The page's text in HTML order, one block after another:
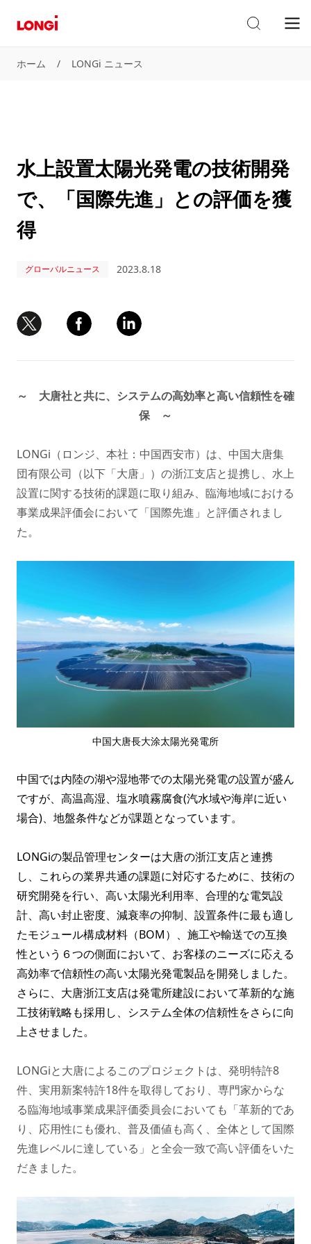
ホーム / LONGi ニュース
水上設置太陽光発電の技術開発
で、「国際先進」との評価を獲
得
グローバルニュース 2023.8.18
～ 大唐社と共に、システムの高効率と高い信頼性を確
保 ～
LONGi（ロンジ、本社：中国西安市）は、中国大唐集
団有限公司（以下「大唐」）の浙江支店と提携し、水上
設置に関する技術的課題に取り組み、臨海地域における
事業成果評価会において「国際先進」と評価されまし
た。
中国大唐長大涂太陽光発電所
中国では内陸の湖や湿地帯での太陽光発電の設置が盛ん
ですが、高温高湿、塩水噴霧腐食(汽水域や海岸に近い
場合)、地盤条件などが課題となっています。
LONGiの製品管理センターは大唐の浙江支店と連携
し、これらの業界共通の課題に対応するために、技術の
研究開発を行い、高い太陽光利用率、合理的な電気設
計、高い封止密度、減衰率の抑制、設置条件に最も適し
たモジュール構成材料（BOM）、施工や輸送での互換
性という６つの側面において、お客様のニーズに応える
高効率で信頼性の高い太陽光発電製品を開発しました。
さらに、大唐浙江支店は発電所建設において革新的な施
工技術戦略も採用し、システム全体の信頼性をさらに向
上させました。
LONGiと大唐によるこのプロジェクトは、発明特許8
件、実用新案特許18件を取得しており、専門家からな
る臨海地域事業成果評価委員会においても「革新的であ
り、応用性にも優れ、普及価値も高く、全体として国際
先進レベルに達している」と全会一致で高い評価をいた
だきました。